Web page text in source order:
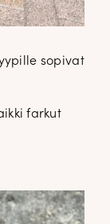
sopivat
farkut